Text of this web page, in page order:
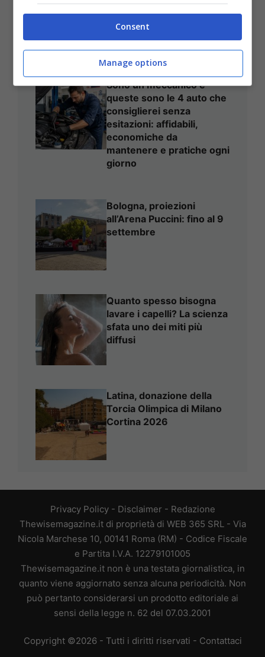
Dei Bambini: Divertimento In
Sono un meccanico e
queste sono le 4 auto che
consiglierei senza
esitazioni: affidabili,
economiche da
mantenere e pratiche ogni
giorno
Bologna, proiezioni
all’Arena Puccini: fino al 9
settembre
Quanto spesso bisogna
lavare i capelli? La scienza
sfata uno dei miti più
diffusi
Latina, donazione della
Torcia Olimpica di Milano
Cortina 2026
Privacy Policy- Disclaimer - Redazione
Thewisemagazine.it di proprietà di WEB 365 SRL - Via
Nicola Marchese 10, 00141 Roma (RM) - Codice Fiscale
e Partita I.V.A. 12279101005
Thewisemagazine.it non è una testata giornalistica, in
quanto viene aggiornato senza alcuna periodicità. Non
può pertanto considerarsi un prodotto editoriale ai
sensi della legge n. 62 del 07.03.2001
Copyright ©2026 - Tutti i diritti riservati - Contattaci
Consent
Manage options